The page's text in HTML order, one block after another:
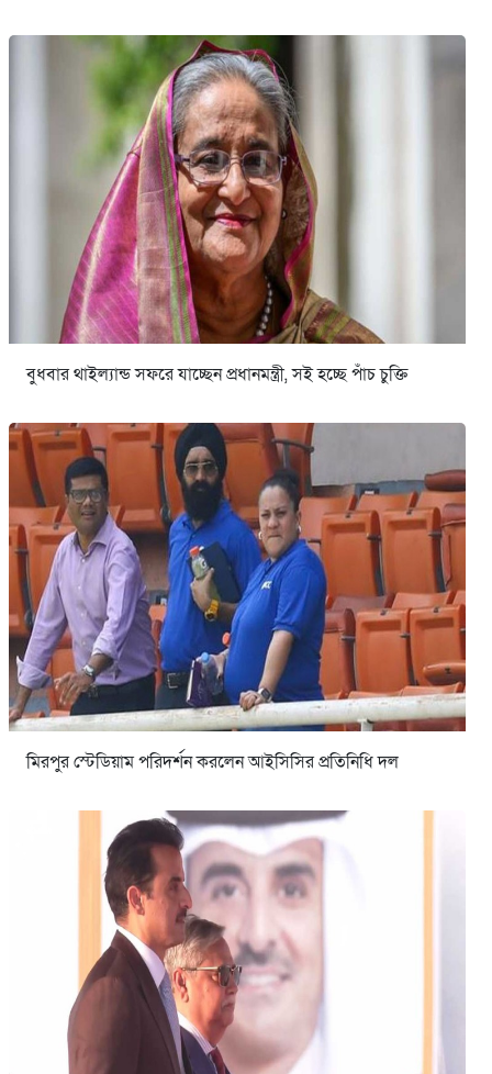
বুধবার থাইল্যান্ড সফরে যাচ্ছেন প্রধানমন্ত্রী, সই হচ্ছে পাঁচ চুক্তি
মিরপুর স্টেডিয়াম পরিদর্শন করলেন আইসিসির প্রতিনিধি দল